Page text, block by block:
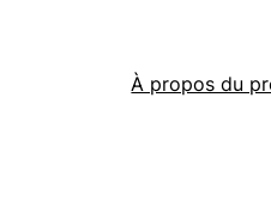
À propos du